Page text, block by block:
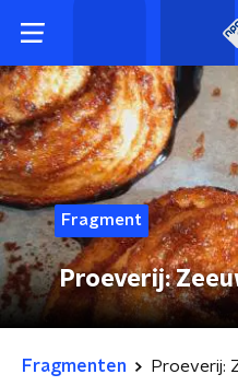
Fragment
Proeverij:
Fragmenten Proeverij: